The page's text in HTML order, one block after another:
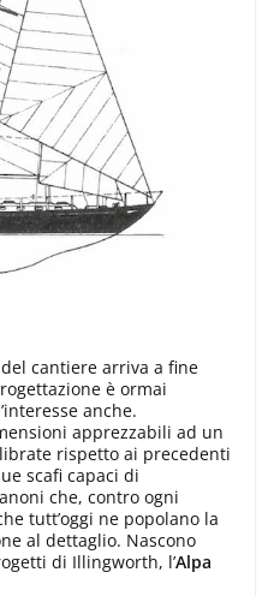
cantiere arriva a fine
è ormai
anche.
apprezzabili ad un
rispetto ai precedenti
scafi capaci di
che, contro ogni
tutt’oggi ne popolano la
al dettaglio. Nascono
di Illingworth, l’Alpa